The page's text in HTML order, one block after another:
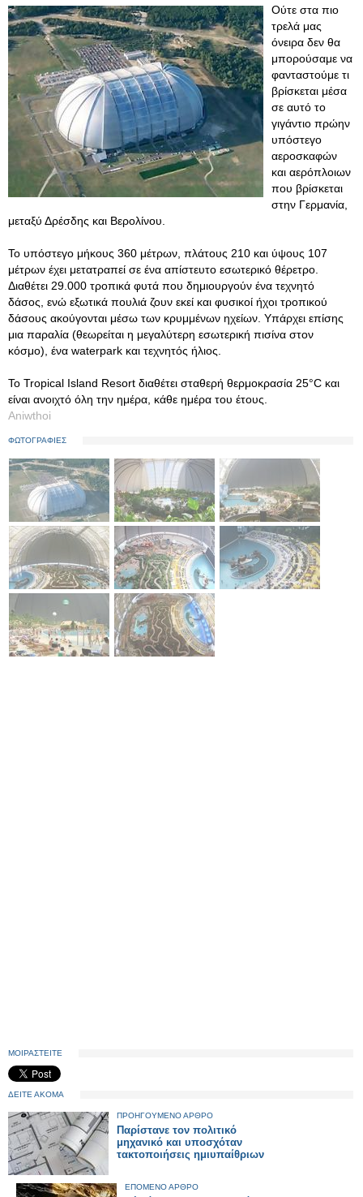
Ούτε στα πιο
τρελά μας
όνειρα δεν θα
μπορούσαμε να
φανταστούμε τι
βρίσκεται μέσα
σε αυτό το
γιγάντιο πρώην
υπόστεγο
αεροσκαφών
και αερόπλοιων
που βρίσκεται
στην Γερμανία,
μεταξύ Δρέσδης και Βερολίνου.
Το υπόστεγο μήκους 360 μέτρων, πλάτους 210 και ύψους 107
μέτρων έχει μετατραπεί σε ένα απίστευτο εσωτερικό θέρετρο.
Διαθέτει 29.000 τροπικά φυτά που δημιουργούν ένα τεχνητό
δάσος, ενώ εξωτικά πουλιά ζουν εκεί και φυσικοί ήχοι τροπικού
δάσους ακούγονται μέσω των κρυμμένων ηχείων. Υπάρχει επίσης
μια παραλία (θεωρείται η μεγαλύτερη εσωτερική πισίνα στον
κόσμο), ένα waterpark και τεχνητός ήλιος.
Το Tropical Island Resort διαθέτει σταθερή θερμοκρασία 25°C και
είναι ανοιχτό όλη την ημέρα, κάθε ημέρα του έτους.
Aniwthoi
ΦΩΤΟΓΡΑΦΙΕΣ
ΜΟΙΡΑΣΤΕΙΤΕ
ΔΕΙΤΕ ΑΚΟΜΑ
ΠΡΟΗΓΟΥΜΕΝΟ ΑΡΘΡΟ
Παρίστανε τον πολιτικό
μηχανικό και υποσχόταν
τακτοποιήσεις ημιυπαίθριων
ΕΠΟΜΕΝΟ ΑΡΘΡΟ